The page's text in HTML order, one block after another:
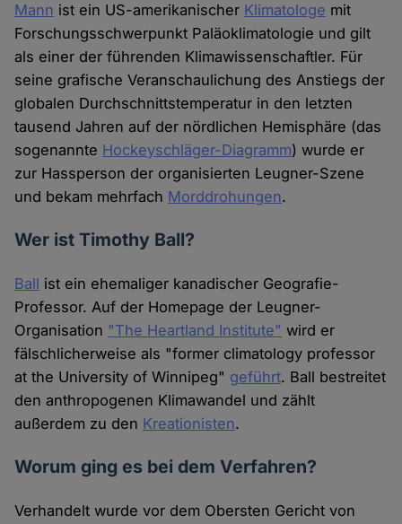
Mann ist ein US-amerikanischer Klimatologe mit
Forschungsschwerpunkt Paläoklimatologie und gilt
als einer der führenden Klimawissenschaftler. Für
seine grafische Veranschaulichung des Anstiegs der
globalen Durchschnittstemperatur in den letzten
tausend Jahren auf der nördlichen Hemisphäre (das
sogenannte Hockeyschläger-Diagramm) wurde er
zur Hassperson der organisierten Leugner-Szene
und bekam mehrfach Morddrohungen.
Wer ist Timothy Ball?
Ball ist ein ehemaliger kanadischer Geografie-
Professor. Auf der Homepage der Leugner-
Organisation "The Heartland Institute" wird er
fälschlicherweise als "former climatology professor
at the University of Winnipeg" geführt. Ball bestreitet
den anthropogenen Klimawandel und zählt
außerdem zu den Kreationisten.
Worum ging es bei dem Verfahren?
Verhandelt wurde vor dem Obersten Gericht von